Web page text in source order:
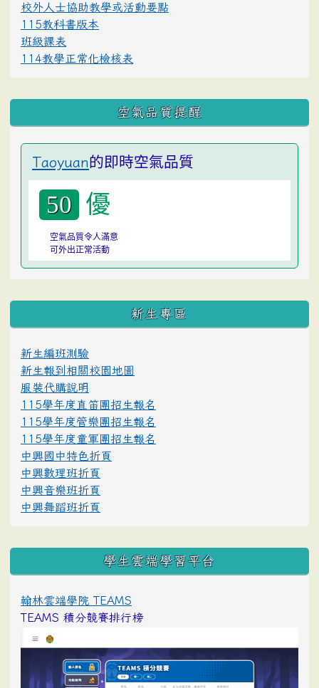
校外人士協助教學或活動要點
115教科書版本
班級課表
114教學正常化檢核表
空氣品質提醒
Taoyuan的即時空氣品質
50 優
空氣品質令人滿意
可外出正常活動
:::
新生專區
新生編班測驗
新生報到相關校園地圖
服裝代購說明
115學年度直笛團招生報名
115學年度管樂團招生報名
115學年度童軍團招生報名
中興國中特色折頁
中興數理班折頁
中興音樂班折頁
中興舞蹈班折頁
學生雲端學習平台
翰林雲端學院 TEAMS
TEAMS 積分競賽排行榜